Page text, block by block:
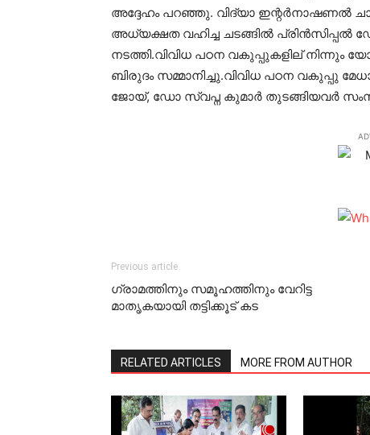
അദ്ദേഹം പറഞ്ഞു. വിദ്യാ ഇന്റര്‍നാഷണല്‍
അധ്യക്ഷത വഹിച്ച ചടങ്ങില്‍
നടത്തി.വിവിധ പഠന വകുപ്പുകളില് നിന്നും
ബിരുദം സമ്മാനിച്ചു.വിവിധ പഠന വകുപ്പു
ജോയ്, ഡോ സ്വപ്ന കുമാര്‍ തുടങ്ങിയവര്‍
Previous article
ഗ്രാമത്തിനും സമൂഹത്തിനും വേറിട്ട
മാതൃകയായി തട്ടിക്കൂട് കട
RELATED ARTICLES MORE FROM AUTHOR